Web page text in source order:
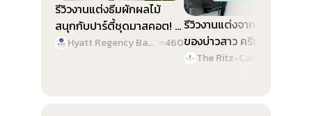
รีวิวงานแต่งธีมผักผลไม้
สนุกกับปาร์ตี้ชุดมาสคอต! @
Hyatt Regency Bangkok
Hyatt Regency Bangkok Sukhumvit 460
รีวิวงานแต่งจาก Best Color
ของบ่าวสาว ครีเอทงานสวย
ทุกดีเทล @ The Ritz-